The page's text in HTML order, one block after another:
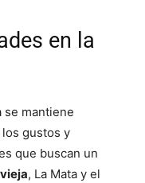
en la
se mantiene
gustos y
que buscan un
, La Mata y el